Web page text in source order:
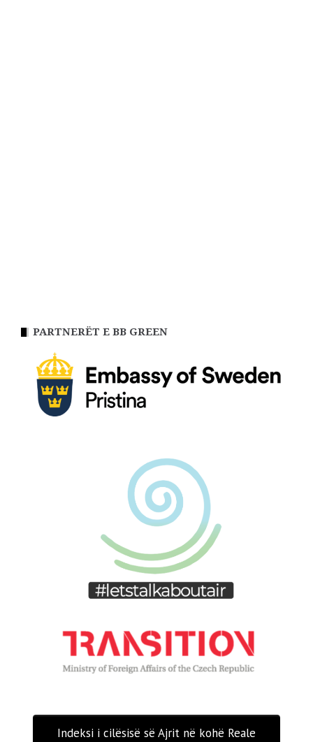
PARTNERËT E BB GREEN
Indeksi i cilësisë së Ajrit në kohë Reale